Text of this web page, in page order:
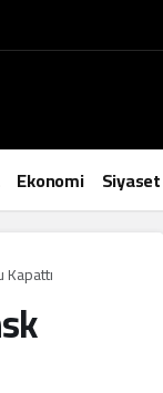
Ekonomi Siyaset